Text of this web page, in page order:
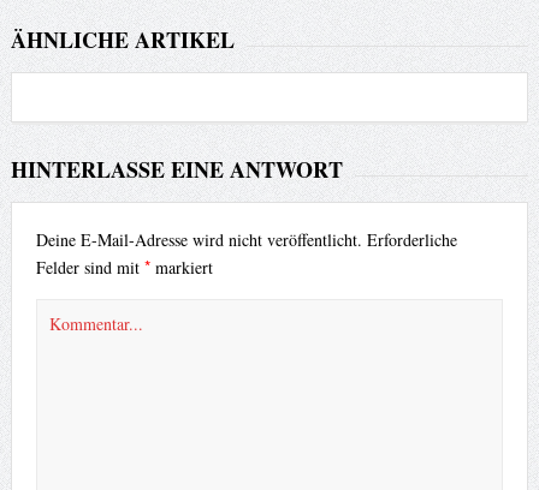
ÄHNLICHE ARTIKEL
HINTERLASSE EINE ANTWORT
Deine E-Mail-Adresse wird nicht veröffentlicht. Erforderliche
Felder sind mit *markiert